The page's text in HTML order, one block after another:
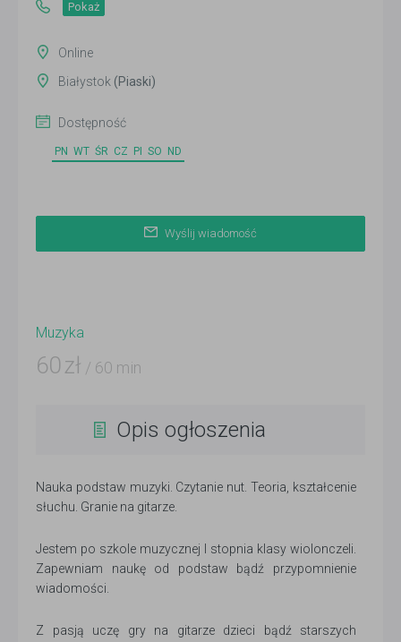
Pokaż
Online
Białystok (Piaski)
Dostępność
PN WT ŚR CZ PI SO ND
Wyślij wiadomość
Muzyka
60 zł / 60 min
Opis ogłoszenia
Nauka podstaw muzyki. Czytanie nut. Teoria, kształcenie
słuchu. Granie na gitarze.
Jestem po szkole muzycznej I stopnia klasy wiolonczeli.
Zapewniam naukę od podstaw bądź przypomnienie
wiadomości.
Z pasją uczę gry na gitarze dzieci bądź starszych